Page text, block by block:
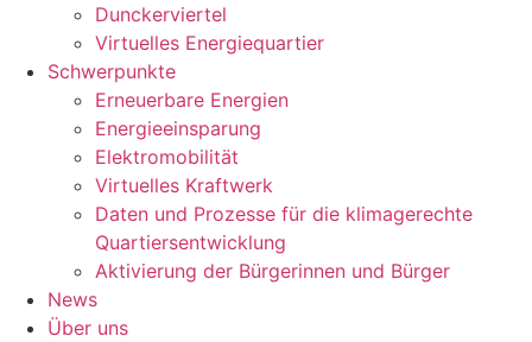
Dunckerviertel
Virtuelles Energiequartier
Schwerpunkte
Erneuerbare Energien
Energieeinsparung
Elektromobilität
Virtuelles Kraftwerk
Daten und Prozesse für die klimagerechte
Quartiersentwicklung
Aktivierung der Bürgerinnen und Bürger
News
Über uns